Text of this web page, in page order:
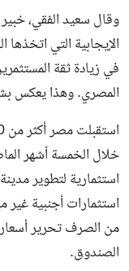
وقال سعيد الفقي، خبير
الإيجابية التي
في زيادة ثقة
المصري. وهذا يعكس
استثمارات أجنبية
الصندوق.